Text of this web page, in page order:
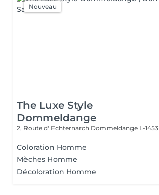
Nouveau
The Luxe Style
Dommeldange
2, Route d' Echternarch Dommeldange L-1453
Coloration Homme
Mèches Homme
Décoloration Homme